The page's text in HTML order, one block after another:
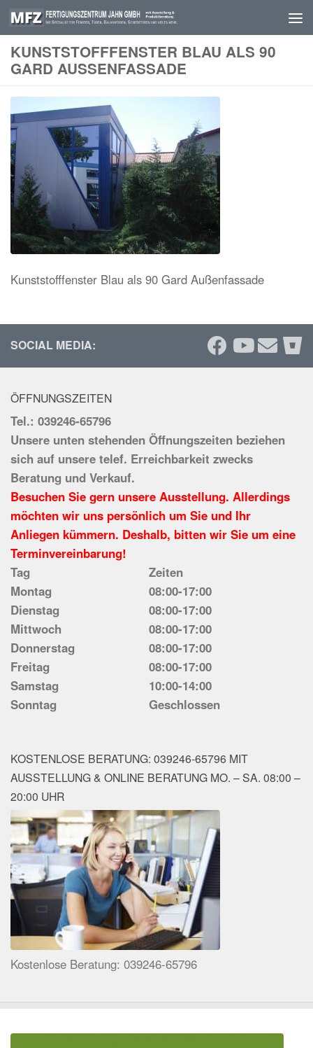
Skip to content
KUNSTSTOFFFENSTER BLAU ALS 90
GARD AUSSENFASSADE
Kunststofffenster Blau als 90 Gard Außenfassade
SOCIAL MEDIA:
ÖFFNUNGSZEITEN
Tel.: 039246-65796
Unsere unten stehenden Öffnungszeiten beziehen
sich auf unsere telef. Erreichbarkeit zwecks
Beratung und Verkauf.
Besuchen Sie gern unsere Ausstellung. Allerdings
möchten wir uns persönlich um Sie und Ihr
Anliegen kümmern. Deshalb, bitten wir Sie um eine
Terminvereinbarung!
Tag
Zeiten
Montag
08:00-17:00
Dienstag
08:00-17:00
Mittwoch
08:00-17:00
Donnerstag
08:00-17:00
Freitag
08:00-17:00
Samstag
10:00-14:00
Sonntag
Geschlossen
KOSTENLOSE BERATUNG: 039246-65796 MIT
AUSSTELLUNG & ONLINE BERATUNG MO. – SA. 08:00 –
20:00 UHR
Kostenlose Beratung: 039246-65796